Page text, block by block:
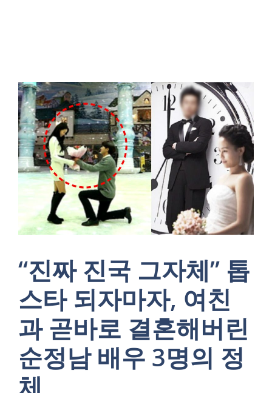
“진짜 진국 그자체” 톱
스타 되자마자, 여친
과 곧바로 결혼해버린
순정남 배우 3명의 정
체